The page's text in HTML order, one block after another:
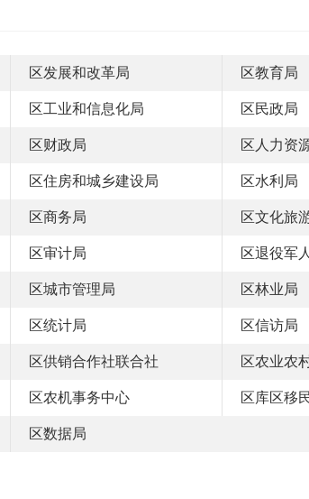
区发展和改革局 区教育局
区工业和信息化局 区民政局
区财政局 区人力资
区住房和城乡建设局 区水利局
区商务局 区文化旅
区审计局 区退役军
区城市管理局 区林业局
区统计局 区信访局
区供销合作社联合社 区农业农
区农机事务中心 区库区移
区数据局